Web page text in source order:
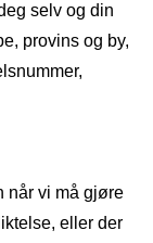
selv og din
provins og by,
når vi må gjøre
eller der